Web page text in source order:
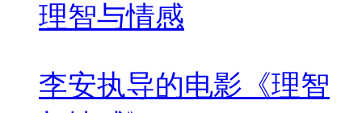
理智与情感
李安执导的电影《理智